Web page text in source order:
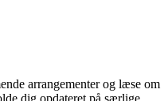
arrangementer og læse om